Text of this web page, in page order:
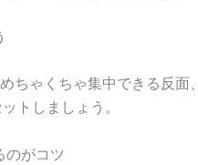
ちゃくちゃ集中できる反
トしましょう。
がコツ